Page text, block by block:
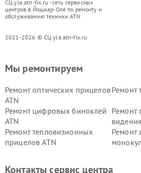
СЦ yla.atn-fix.ru - сеть сервисных
центров в Йошкар-Оле по ремонту и
обслуживанию техники ATN
2021-2026 © СЦ yla.atn-fix.ru
Мы ремонтируем
Ремонт оптических прицелов
ATN
Ремонт
Ремонт цифровых биноклей
ATN
Ремонт
Ремонт тепловизионных
прицелов ATN
Ремонт
Контакты сервис центра